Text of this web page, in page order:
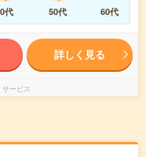
代 50代 60代
詳しく見る
ービス